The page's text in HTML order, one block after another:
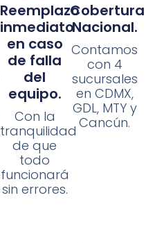
Reemplazo
inmediato
en caso
de falla
del
equipo.
Con la
tranquilidad
de que
todo
funcionará
sin errores.
Cobertura
Nacional.
Contamos
con 4
sucursales
en CDMX,
GDL, MTY y
Cancún.